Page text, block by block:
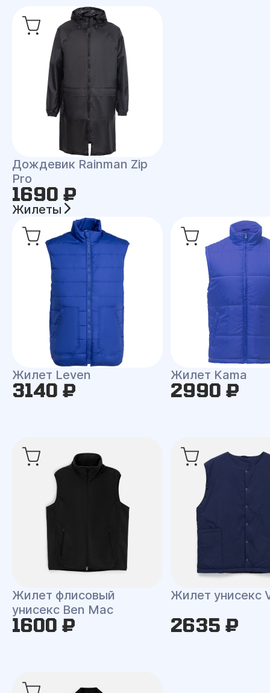
Дождевик Rainman Zip
Pro
1690 ₽
Жилеты
Жилет Leven
3140 ₽
Жилет Kama
2990 ₽
Жилет флисовый
унисекс Ben Mac
1600 ₽
Жилет унисекс
2635 ₽